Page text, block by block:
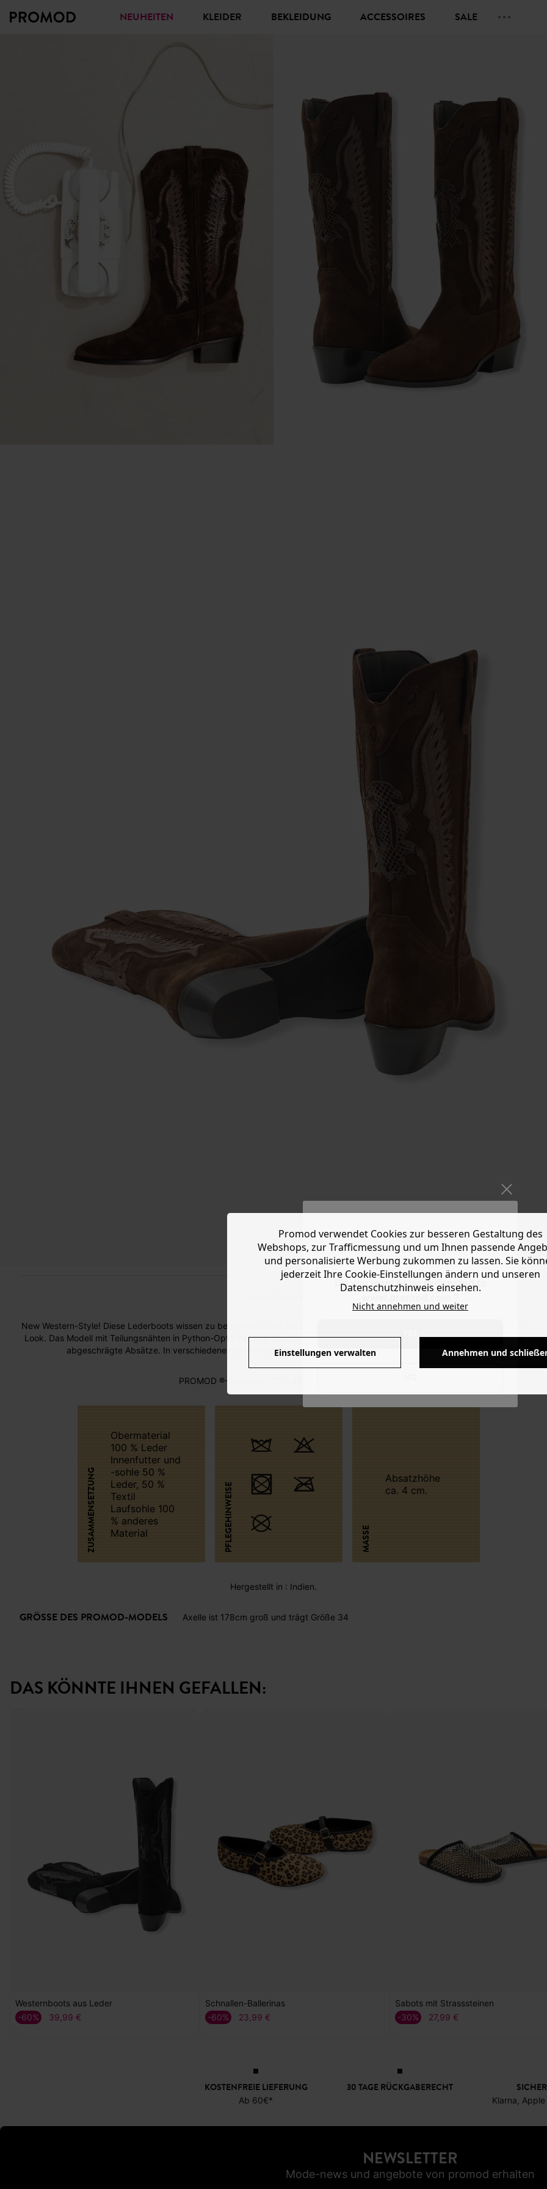
Do you want to be redirected to
NEUHEITEN KLEIDER BEKLEIDUNG ACCESSOIRES SALE
New Western-Style! Diese Lederboots wissen zu begeistern, Jahr für Jahr! Sie sind das I-Tüpfelchen für den lässigen Western-
Look. Das Modell mit Teilungsnähten in Python-Optik hat eine Lasche zum leichten Anziehen, eine mandelförmige Spitze und
abgeschrägte Absätze. In verschiedenen Größen erhältlich. Bitte regelmäßig bürsten und imprägnieren.
PROMOD ®-Referenz : 207148 - 17290582080
ZUSAMMENSETZUNG
Obermaterial
100 % Leder
Innenfutter und
-sohle 50 %
Leder, 50 %
Textil
Laufsohle 100
% anderes
Material
PFLEGEHINWEISE MASSE
Absatzhöhe
ca. 4 cm.
Hergestellt in : Indien.
GRÖSSE DES PROMOD-MODELS Axelle ist 178cm groß und trägt Größe 34
DAS KÖNNTE IHNEN GEFALLEN:
Westernboots aus Leder
39,99 €
-60%
Schnallen-Ballerinas
23,99 €
-60%
Sabots mit Strasssteinen
27,99 €
-30%
KOSTENFREIE LIEFERUNG
Ab 60€*
30 TAGE RÜCKGABERECHT
Klarna,
NEWSLETTER
Mode-news und angebote von promod erhalten
Promod verwendet Cookies zur besseren Gestaltung des
Webshops, zur Trafficmessung und um Ihnen passende
und personalisierte Werbung zukommen zu lassen. Sie
jederzeit Ihre Cookie-Einstellungen ändern und unseren
Datenschutzhinweis einsehen.
Nicht annehmen und weiter
Einstellungen verwalten Annehmen und